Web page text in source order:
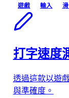
遊戲 輸入
打字速度
透過這款以遊
與準確度。